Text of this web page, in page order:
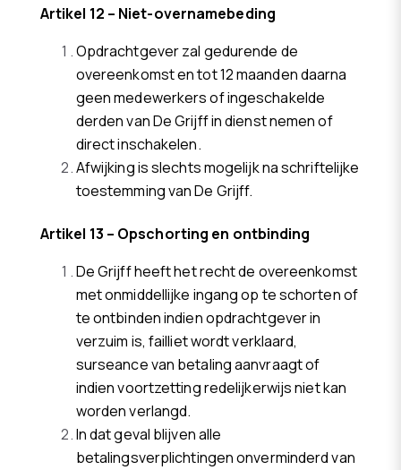
Artikel 12 – Niet-overnamebeding
Opdrachtgever zal gedurende de
overeenkomst en tot 12 maanden daarna
geen medewerkers of ingeschakelde
derden van De Grijff in dienst nemen of
direct inschakelen.
Afwijking is slechts mogelijk na schriftelijke
toestemming van De Grijff.
Artikel 13 – Opschorting en ontbinding
De Grijff heeft het recht de overeenkomst
met onmiddellijke ingang op te schorten of
te ontbinden indien opdrachtgever in
verzuim is, failliet wordt verklaard,
surseance van betaling aanvraagt of
indien voortzetting redelijkerwijs niet kan
worden verlangd.
In dat geval blijven alle
betalingsverplichtingen onverminderd van